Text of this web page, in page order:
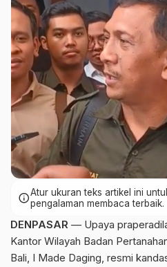
infoAtur ukuran teks artikel ini
pengalaman membaca terbaik.
DENPASAR — Upaya
Kantor Wilayah Badan
Bali, I Made Daging, resmi